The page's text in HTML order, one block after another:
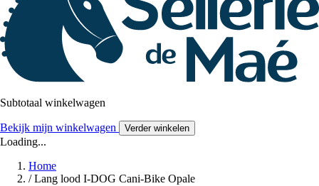
Subtotaal winkelwagen
Bekijk mijn winkelwagen Verder winkelen
Loading...
Home
/ Lang lood I-DOG Cani-Bike Opale